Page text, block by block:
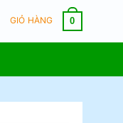
GIỎ HÀNG 0